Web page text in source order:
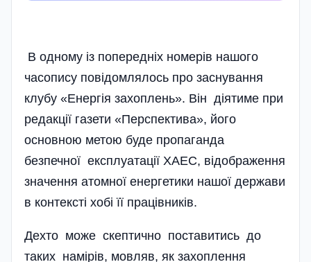
В одному із попередніх номерів нашого
часопису повідомлялось про заснування
клубу «Енергія захоплень». Він діятиме при
редакції газети «Перспектива», його
основною метою буде пропаганда
безпечної експлуатації ХАЕС, відображення
значення атомної енергетики нашої держави
в контексті хобі її працівників.
Дехто може скептично поставитись до
таких намірів, мовляв, як захоплення